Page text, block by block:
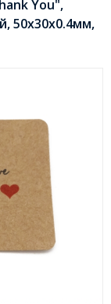
You",
50x30х0.4мм,